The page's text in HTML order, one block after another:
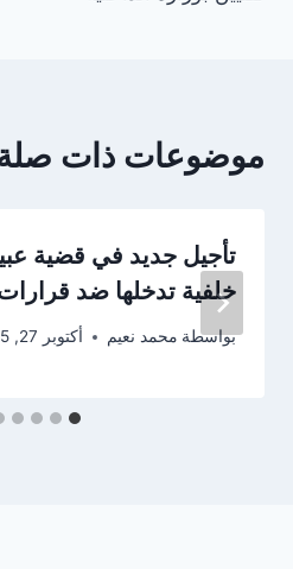
موضوعات ذات
تأجيل جديد في قضية
خلفية تدخلها ضد
بواسطة محمد نعيم أكتوبر 27, 2025